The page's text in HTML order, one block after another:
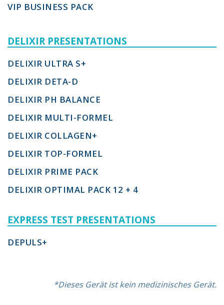
VIP BUSINESS PACK
DELIXIR PRESENTATIONS
DELIXIR ULTRA S+
DELIXIR DETA-D
DELIXIR PH BALANCE
DELIXIR MULTI-FORMEL
DELIXIR COLLAGEN+
DELIXIR TOP-FORMEL
DELIXIR PRIME PACK
DELIXIR OPTIMAL PACK 12 + 4
EXPRESS TEST PRESENTATIONS
DEPULS+
*Dieses Gerät ist kein medizinisches Gerät.